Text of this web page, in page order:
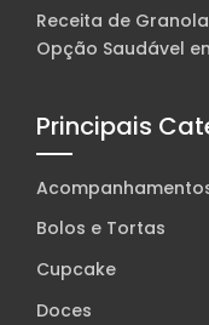
Receita de
Opção Saudável
Principais
Bolos e Tortas
Cupcake
Doces